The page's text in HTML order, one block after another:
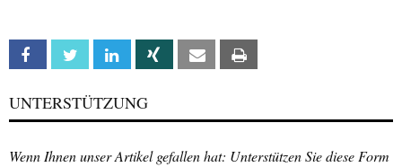
Facebook Twitter Linkedin Xing Email
UNTERSTÜTZUNG
Wenn Ihnen unser Artikel gefallen hat: Unterstützen Sie diese Form